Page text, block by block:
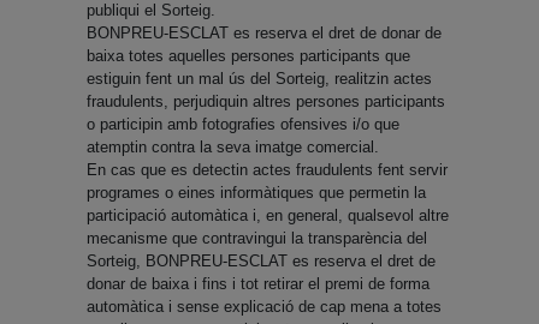
publiqui el Sorteig.
BONPREU-ESCLAT es reserva el dret de donar de
baixa totes aquelles persones participants que
estiguin fent un mal ús del Sorteig, realitzin actes
fraudulents, perjudiquin altres persones participants
o participin amb fotografies ofensives i/o que
atemptin contra la seva imatge comercial.
En cas que es detectin actes fraudulents fent servir
programes o eines informàtiques que permetin la
participació automàtica i, en general, qualsevol altre
mecanisme que contravingui la transparència del
Sorteig, BONPREU-ESCLAT es reserva el dret de
donar de baixa i fins i tot retirar el premi de forma
automàtica i sense explicació de cap mena a totes